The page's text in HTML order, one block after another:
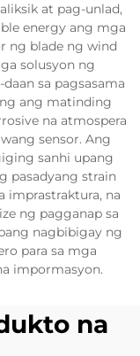
at pag-unlad,
energy ang mga
ng blade ng wind
solusyon ng
sa pagsasama
ang matinding
na atmospera
sensor. Ang
sanhi upang
pasadyang strain
imprastraktura, na
ng pagganap sa
nagbibigay ng
para sa mga
impormasyon.
na